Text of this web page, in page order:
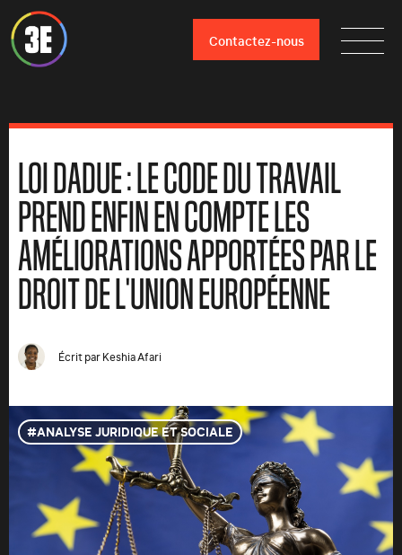
Contactez-nous
LOI DADUE : LE CODE DU TRAVAIL
PREND ENFIN EN COMPTE LES
AMÉLIORATIONS APPORTÉES PAR LE
DROIT DE L'UNION EUROPÉENNE
Écrit parKeshia Afari
ANALYSE JURIDIQUE ET SOCIALE